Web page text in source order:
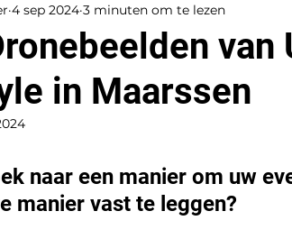
van
in Maarssen
4 sep 2024 3 minuten om te lezen
naar een manier om uw
manier vast te leggen?